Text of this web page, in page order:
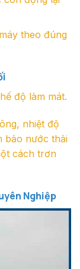
theo đúng
độ làm mát.
nhiệt độ
bảo nước thải
cách trơn
Nghiệp